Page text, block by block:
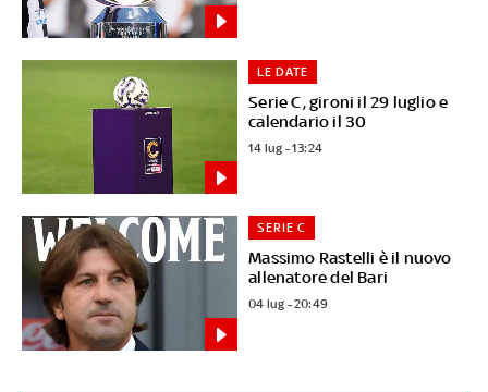
Serie C, gironi il 29 luglio e
calendario il 30
LE DATE
14 lug - 13:24
Massimo Rastelli è il nuovo
allenatore del Bari
SERIE C
04 lug - 20:49